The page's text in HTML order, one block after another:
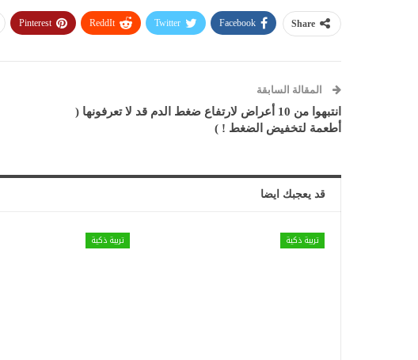
Share
Facebook
Twitter
ReddIt
Pinterest
المقالة السابقة
انتبهوا من 10 أعراض لارتفاع ضغط الدم قد لا تعرفونها (
أطعمة لتخفيض الضغط ! )
قد يعجبك ايضا
تربية ذكية تربية ذكية